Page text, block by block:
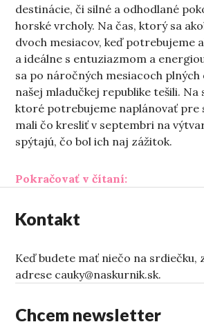
destinácie, či silné a odhodlané
horské vrcholy. Na čas, ktorý sa
dvoch mesiacov, keď potrebujeme
a ideálne s entuziazmom a
sa po náročných mesiacoch
našej mladučkej republike tešili. Na
ktoré potrebujeme naplánovať pre
mali čo kresliť v septembri na
spýtajú, čo bol ich naj zážitok.
Pokračovať v čítaní:„Leto vzdoru“
Kontakt
Keď budete mať niečo na srdiečku,
adrese cauky@naskurnik.sk.
Chcem newsletter